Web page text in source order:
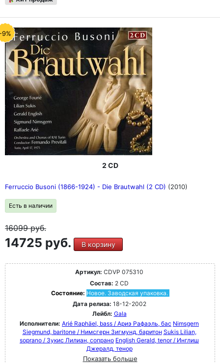
9%
2 CD
Ferruccio Busoni (1866-1924) - Die Brautwahl (2 CD) (2010)
Есть в наличии
16099руб.
14725 руб. В корзину
Артикул: CDVP 075310
Состав: 2 CD
Состояние: Новое. Заводская упаковка.
Дата релиза: 18-12-2002
Лейбл: Gala
Исполнители: Arié Raphäel, bass / Ариэ Рафаэль, бас Nimsgern
Siegmund, baritone / Нимсгерн Зигмунд, баритон Sukis Lilian,
soprano / Зукис Лилиан, сопрано English Gerald, tenor / Инглиш
Джералд, тенор
Показать больше